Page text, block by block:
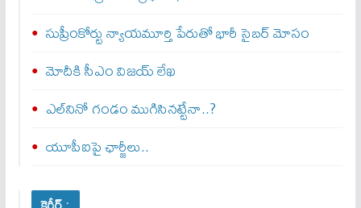
సుప్రీంకోర్టు న్యాయమూర్తి పేరుతో భారీ సైబర్ మోసం
మోదీకి సీఎం విజయ్ లేఖ
ఎల్‌నినో గండం ముగిసినట్టేనా..?
యూపీఐపై ఛార్జీలు..